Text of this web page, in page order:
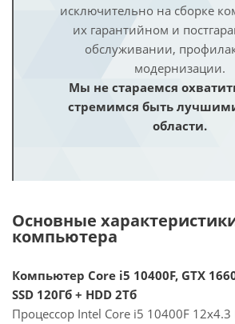
исключительно на сборке
их гарантийном и
обслуживании,
модернизации.
Мы не стараемся
стремимся быть
области.
Основные
компьютера
Компьютер Core i5 10400F, GTX
SSD 120Гб + HDD 2Тб
Процессор Intel Core i5 10400F 12x4.3